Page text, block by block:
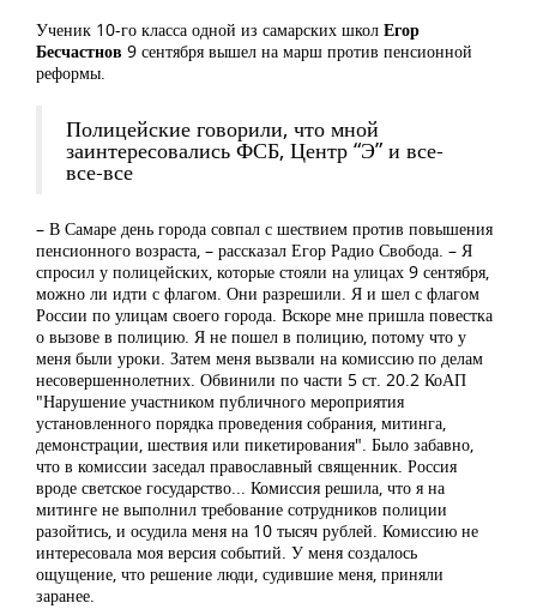
Ученик 10-го класса одной из самарских школ Егор
Бесчастнов 9 сентября вышел на марш против пенсионной
реформы.
Полицейские говорили, что мной
заинтересовались ФСБ, Центр “Э” и все-
все-все
– В Самаре день города совпал с шествием против повышения
пенсионного возраста, – рассказал Егор Радио Свобода. – Я
спросил у полицейских, которые стояли на улицах 9 сентября,
можно ли идти с флагом. Они разрешили. Я и шел с флагом
России по улицам своего города. Вскоре мне пришла повестка
о вызове в полицию. Я не пошел в полицию, потому что у
меня были уроки. Затем меня вызвали на комиссию по делам
несовершеннолетних. Обвинили по части 5 ст. 20.2 КоАП
"Нарушение участником публичного мероприятия
установленного порядка проведения собрания, митинга,
демонстрации, шествия или пикетирования". Было забавно,
что в комиссии заседал православный священник. Россия
вроде светское государство... Комиссия решила, что я на
митинге не выполнил требование сотрудников полиции
разойтись, и осудила меня на 10 тысяч рублей. Комиссию не
интересовала моя версия событий. У меня создалось
ощущение, что решение люди, судившие меня, приняли
заранее.